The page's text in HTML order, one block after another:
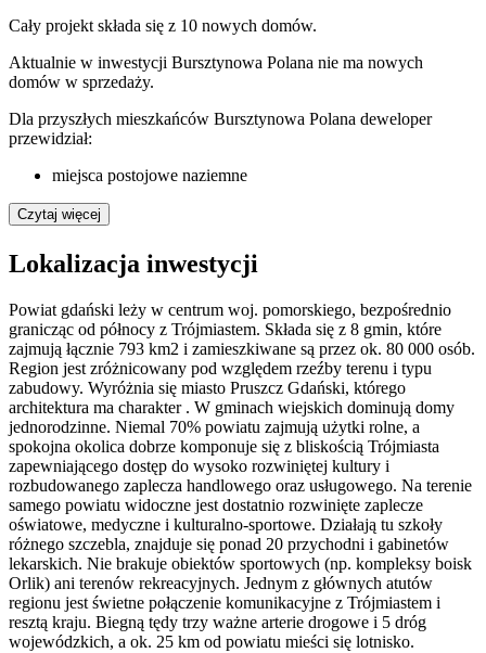
Cały projekt składa się z 10 nowych domów.
Aktualnie w inwestycji Bursztynowa Polana nie ma nowych
domów w sprzedaży.
Dla przyszłych mieszkańców Bursztynowa Polana deweloper
przewidział:
miejsca postojowe naziemne
Czytaj więcej
Lokalizacja inwestycji
Powiat gdański leży w centrum woj. pomorskiego, bezpośrednio
granicząc od północy z Trójmiastem. Składa się z 8 gmin, które
zajmują łącznie 793 km2 i zamieszkiwane są przez ok. 80 000 osób.
Region jest zróżnicowany pod względem rzeźby terenu i typu
zabudowy. Wyróżnia się miasto Pruszcz Gdański, którego
architektura ma charakter . W gminach wiejskich dominują domy
jednorodzinne. Niemal 70% powiatu zajmują użytki rolne, a
spokojna okolica dobrze komponuje się z bliskością Trójmiasta
zapewniającego dostęp do wysoko rozwiniętej kultury i
rozbudowanego zaplecza handlowego oraz usługowego. Na terenie
samego powiatu widoczne jest dostatnio rozwinięte zaplecze
oświatowe, medyczne i kulturalno-sportowe. Działają tu szkoły
różnego szczebla, znajduje się ponad 20 przychodni i gabinetów
lekarskich. Nie brakuje obiektów sportowych (np. kompleksy boisk
Orlik) ani terenów rekreacyjnych. Jednym z głównych atutów
regionu jest świetne połączenie komunikacyjne z Trójmiastem i
resztą kraju. Biegną tędy trzy ważne arterie drogowe i 5 dróg
wojewódzkich, a ok. 25 km od powiatu mieści się lotnisko.